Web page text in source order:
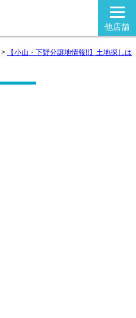
他店舗
>
【小山・下野分譲地情報!!】土地探しは